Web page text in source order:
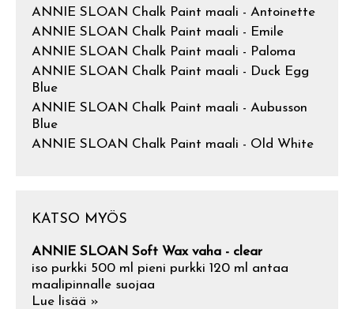
ANNIE SLOAN Chalk Paint maali - Antoinette
ANNIE SLOAN Chalk Paint maali - Emile
ANNIE SLOAN Chalk Paint maali - Paloma
ANNIE SLOAN Chalk Paint maali - Duck Egg
Blue
ANNIE SLOAN Chalk Paint maali - Aubusson
Blue
ANNIE SLOAN Chalk Paint maali - Old White
KATSO MYÖS
ANNIE SLOAN Soft Wax vaha - clear
iso purkki 500 ml pieni purkki 120 ml antaa
maalipinnalle suojaa
Lue lisää »